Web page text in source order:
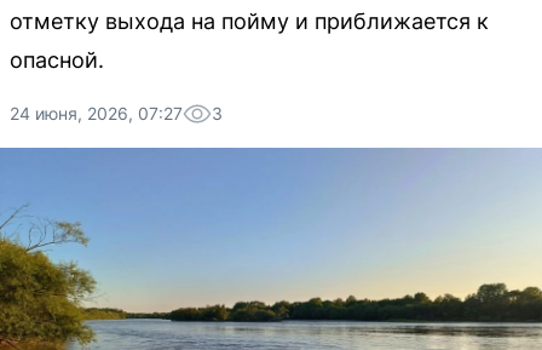
отметку выхода на пойму и приближается к
опасной.
24 июня, 2026, 07:27 3